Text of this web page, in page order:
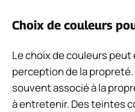
Choix de couleurs
Le choix de couleurs
perception de la
souvent associé à la
à entretenir. Des teintes